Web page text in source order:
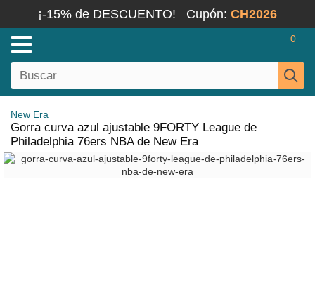
¡-15% de DESCUENTO! Cupón: CH2026
0
New Era
Gorra curva azul ajustable 9FORTY League de
Philadelphia 76ers NBA de New Era